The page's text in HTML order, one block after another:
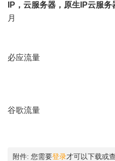
IP，云服务器，原生IP云服务
月
必应流量
谷歌流量
附件: 您需要登录才可以下载或